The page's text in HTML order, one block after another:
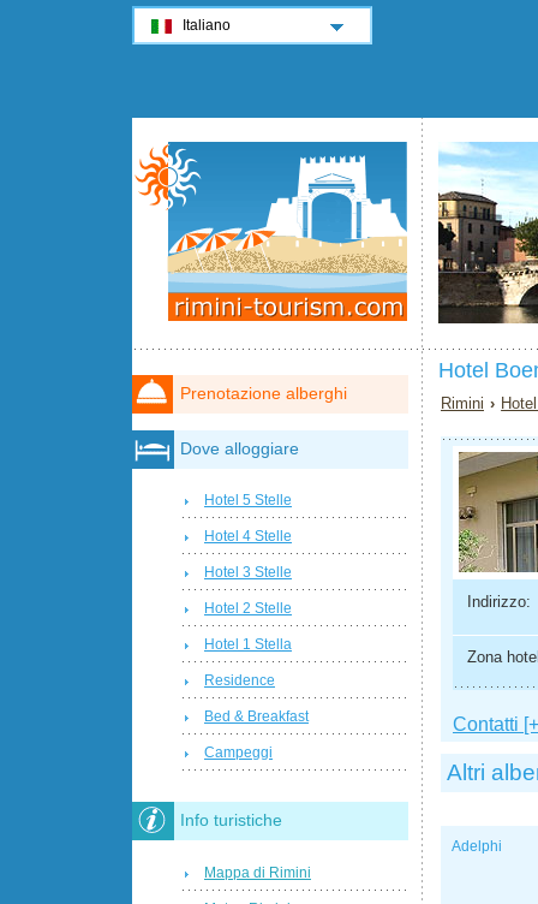
Hotel
Rimini ›
Indirizzo:
Zona
Contatti
Altri
Adelphi
Prenotazione alberghi
Dove alloggiare
Hotel 5 Stelle
Hotel 4 Stelle
Hotel 3 Stelle
Hotel 2 Stelle
Hotel 1 Stella
Residence
Bed & Breakfast
Campeggi
Info turistiche
Mappa di Rimini
Italiano